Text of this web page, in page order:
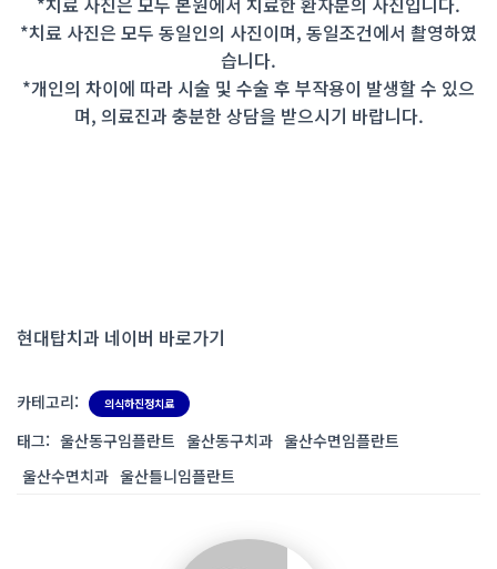
*치료 사진은 모두 동일인의 사진이며, 동일조건에서 촬영하였
습니다.
*개인의 차이에 따라 시술 및 수술 후 부작용이 발생할 수 있으
며, 의료진과 충분한 상담을 받으시기 바랍니다.
현대탑치과 네이버 바로가기
카테고리: 의식하진정치료
태그: 울산동구임플란트 울산동구치과 울산수면임플란트
울산수면치과 울산틀니임플란트